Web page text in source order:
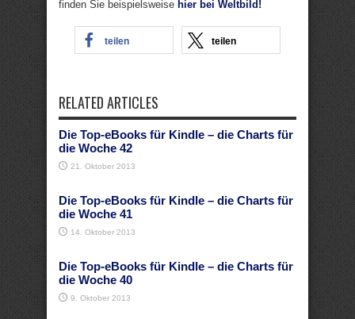
finden Sie beispielsweise hier bei Weltbild!
teilen teilen
RELATED ARTICLES
Die Top-eBooks für Kindle – die Charts für
die Woche 42
21. Oktober 2013
Die Top-eBooks für Kindle – die Charts für
die Woche 41
14. Oktober 2013
Die Top-eBooks für Kindle – die Charts für
die Woche 40
9. Oktober 2013